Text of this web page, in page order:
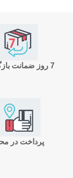
7 روز ضمانت بازگشت
پرداخت در